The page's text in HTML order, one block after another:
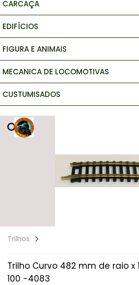
CARCAÇA
EDIFÍCIOS
FIGURA E ANIMAIS
MECANICA DE LOCOMOTIVAS
CUSTUMISADOS
Trilhos
Trilho Curvo 482 mm de raio x
100 -4083